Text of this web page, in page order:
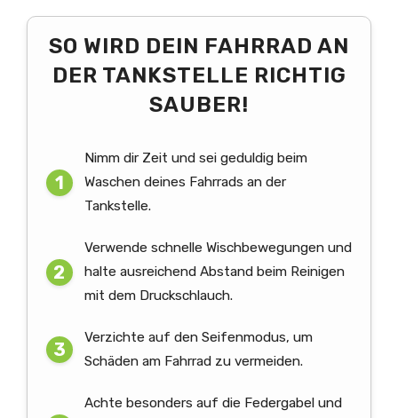
SO WIRD DEIN FAHRRAD AN
DER TANKSTELLE RICHTIG
SAUBER!
Nimm dir Zeit und sei geduldig beim
Waschen deines Fahrrads an der
Tankstelle.
Verwende schnelle Wischbewegungen und
halte ausreichend Abstand beim Reinigen
mit dem Druckschlauch.
Verzichte auf den Seifenmodus, um
Schäden am Fahrrad zu vermeiden.
Achte besonders auf die Federgabel und